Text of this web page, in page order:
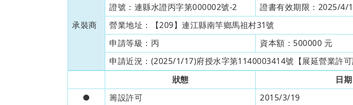
承裝商
證號： 連縣水證丙字第000002號-2 證書有效期限： 2025/4/
營業地址：
【209】連江縣南竿鄉馬祖村31號
申請等級： 丙 資本額： 500000 元
申請近況： (2025/1/17)府授水字第1140003414號【展延營業許
狀態
日期
●
籌設許可 2015/3/19